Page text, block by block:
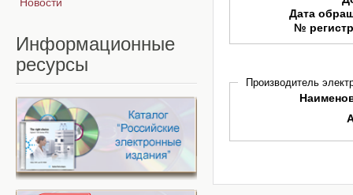
Дата
№
Производитель
Новости
Информационные
ресурсы